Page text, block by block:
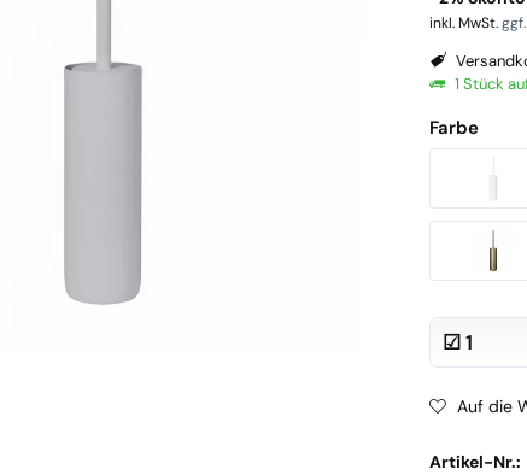
inkl. MwSt.
1 Stück
Farbe
Auf die
Artikel-Nr.: